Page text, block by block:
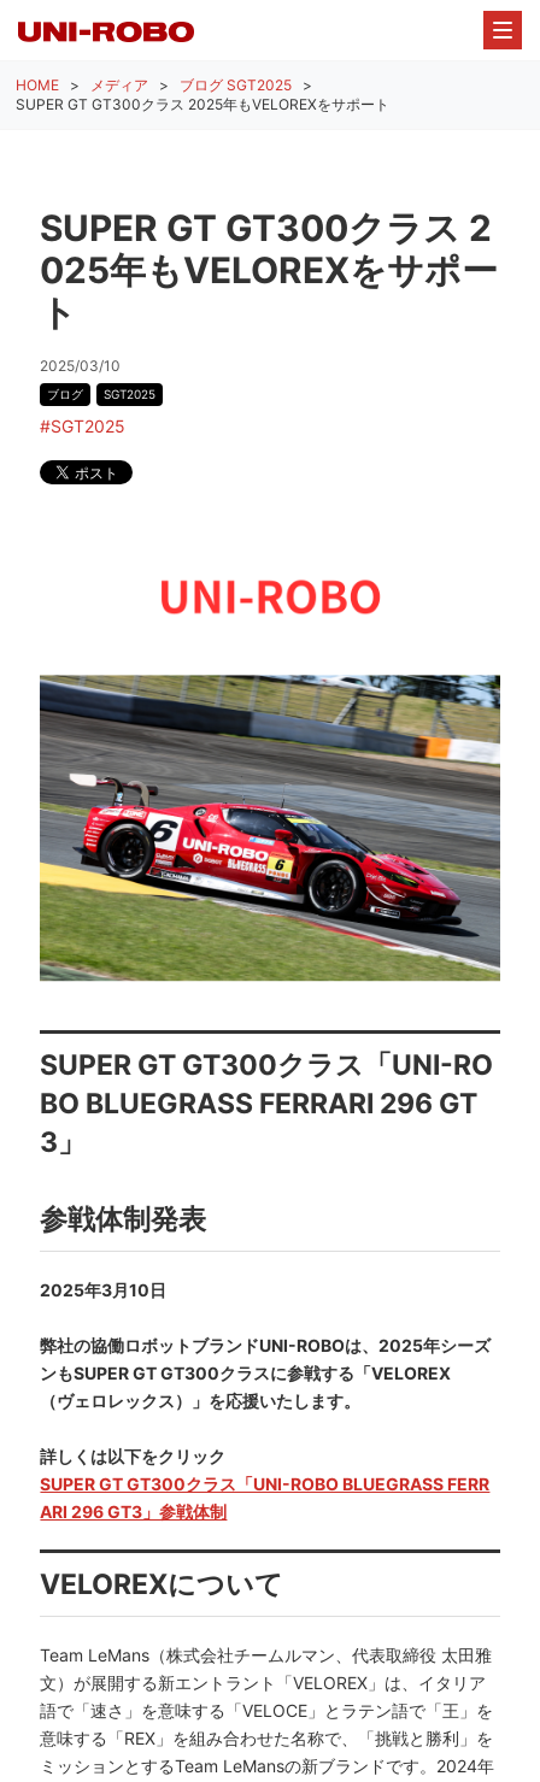
HOME メディア ブログ SGT2025
SUPER GT GT300クラス 2025年もVELOREXをサポート
SUPER GT GT300クラス 2
025年もVELOREXをサポー
ト
2025/03/10
ブログ SGT2025
#SGT2025
SUPER GT GT300クラス「UNI-RO
BO BLUEGRASS FERRARI 296 GT
3」
参戦体制発表
2025年3月10日
弊社の協働ロボットブランドUNI-ROBOは、2025年シーズ
ンもSUPER GT GT300クラスに参戦する「VELOREX
（ヴェロレックス）」を応援いたします。
詳しくは以下をクリック
SUPER GT GT300クラス「UNI-ROBO BLUEGRASS FERR
ARI 296 GT3」参戦体制
VELOREXについて
Team LeMans（株式会社チームルマン、代表取締役 太田雅
文）が展開する新エントラント「VELOREX」は、イタリア
語で「速さ」を意味する「VELOCE」とラテン語で「王」を
意味する「REX」を組み合わせた名称で、「挑戦と勝利」を
ミッションとするTeam LeMansの新ブランドです。2024年